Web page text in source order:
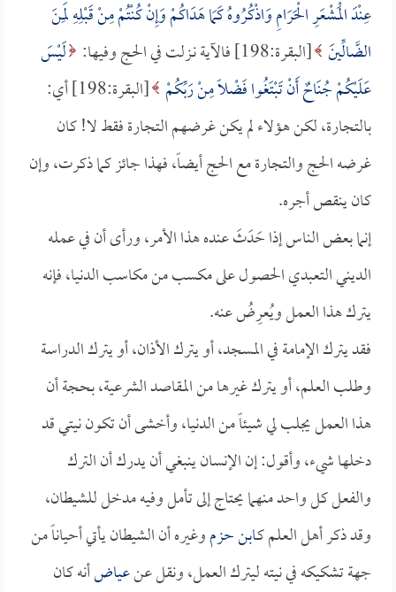
عِنْدَ الْمَشْعَرِ الْحَرَامِ وَاذْكُرُوهُ كَمَا هَدَاكُمْ وَإِنْ كُنْتُمْ مِنْ قَبْلِهِ لَمِنَ
الضَّالِّينَ [البقرة:198] فالآية نـزلت في الحج وفيها:
لَيْسَ
عَلَيْكُمْ جُنَاحٌ أَنْ تَبْتَغُوا فَضْلاً مِنْ رَبِّكُمْ
[البقرة:198] أي:
بالتجارة، لكن هؤلاء لم يكن غرضهم التجارة فقط لا! كان
غرضه الحج والتجارة مع الحج أيضاً، فهذا جائز كما ذكرت، وإن
كان ينقص أجره.
إنما بعض الناس إذا حَدَثَ عنده هذا الأمر، ورأى أن في عمله
الديني التعبدي الحصول على مكسب من مكاسب الدنيا، فإنه
يترك هذا العمل ويُعرِضُ عنه.
فقد يترك الإمامة في المسجد، أو يترك الأذان، أو يترك الدراسة
وطلب العلم، أو يترك غيرها من المقاصد الشرعية، بحجة أن
هذا العمل يجلب لي شيئاً من الدنيا، وأخشى أن تكون نيتي قد
دخلها شيء، وأقول: إن الإنسان ينبغي أن يدرك أن الترك
والفعل كل واحد منهما يحتاج إلى تأمل وفيه مدخل للشيطان،
وقد ذكر أهل العلم كـابن حزموغيره أن الشيطان يأتي أحياناً من
جهة تشكيكه في نيته ليترك العمل، ونقل عنعياضأنه كان